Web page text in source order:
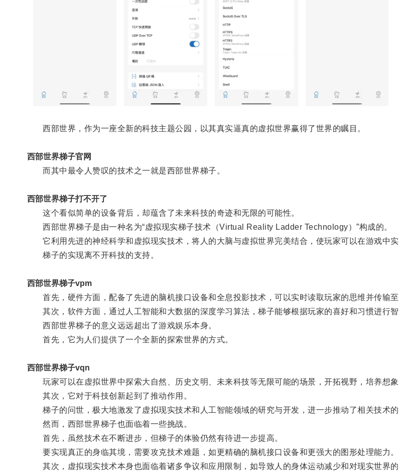
西部世界，作为一座全新的科技主题公园，以其真实逼真的虚拟世界赢得了世界的瞩目。
西部世界梯子官网
而其中最令人赞叹的技术之一就是西部世界梯子。
西部世界梯子打不开了
这个看似简单的设备背后，却蕴含了未来科技的奇迹和无限的可能性。
西部世界梯子是由一种名为“虚拟现实梯子技术（Virtual Reality Ladder Technology）”构成的。
它利用先进的神经科学和虚拟现实技术，将人的大脑与虚拟世界完美结合，使玩家可以在游戏中实
梯子的实现离不开科技的支持。
西部世界梯子vpm
首先，硬件方面，配备了先进的脑机接口设备和全息投影技术，可以实时读取玩家的思维并传输至
其次，软件方面，通过人工智能和大数据的深度学习算法，梯子能够根据玩家的喜好和习惯进行智
西部世界梯子的意义远远超出了游戏娱乐本身。
首先，它为人们提供了一个全新的探索世界的方式。
西部世界梯子vqn
玩家可以在虚拟世界中探索大自然、历史文明、未来科技等无限可能的场景，开拓视野，培养想象
其次，它对于科技创新起到了推动作用。
梯子的问世，极大地激发了虚拟现实技术和人工智能领域的研究与开发，进一步推动了相关技术的
然而，西部世界梯子也面临着一些挑战。
首先，虽然技术在不断进步，但梯子的体验仍然有待进一步提高。
要实现真正的身临其境，需要攻克技术难题，如更精确的脑机接口设备和更强大的图形处理能力。
其次，虚拟现实技术本身也面临着诸多争议和应用限制，如导致人的身体运动减少和对现实世界的